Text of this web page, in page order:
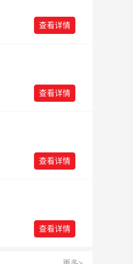
查看详情
查看详情
查看详情
查看详情